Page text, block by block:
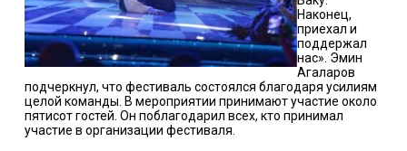
Наконец,
приехал и
поддержал
нас». Эмин
Агаларов
подчеркнул, что фестиваль состоялся благодаря усилиям
целой команды. В мероприятии принимают участие около
пятисот гостей. Он поблагодарил всех, кто принимал
участие в организации фестиваля.